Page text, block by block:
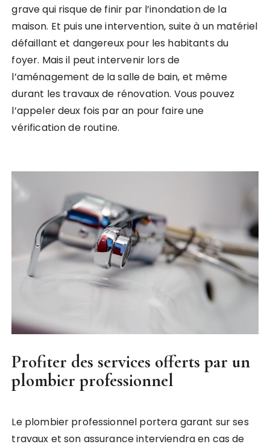
grave qui risque de finir par l’inondation de la
maison. Et puis une intervention, suite à un matériel
défaillant et dangereux pour les habitants du
foyer. Mais il peut intervenir lors de
l’aménagement de la salle de bain, et même
durant les travaux de rénovation. Vous pouvez
l’appeler deux fois par an pour faire une
vérification de routine.
Profiter des services offerts par un
plombier professionnel
Le plombier professionnel portera garant sur ses
travaux et son assurance interviendra en cas de